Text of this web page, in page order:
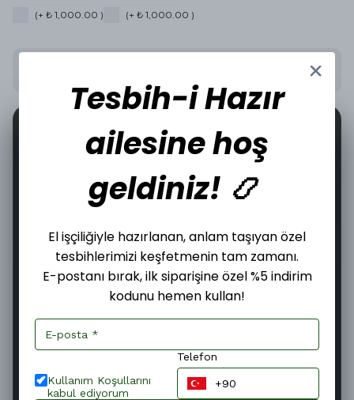
(+ ₺ 1,000.00 ) (+ ₺ 1,000.00 )
İncelediğiniz üründen bugün
Şimdi
Sipariş ver
Bugün
Kargoya
verilir
08–10 Ağustos
Teslim edilir
Kargoya Teslim Edilmesine 02:08
Tesbih-i Hazır
ailesine hoş
geldiniz! 📿
El işçiliğiyle hazırlanan, anlam taşıyan özel
tesbihlerimizi keşfetmenin tam zamanı.
E-postanı bırak, ilk siparişine özel %5 indirim
kodunu hemen kullan!
Kullanım Koşullarını
kabul ediyorum
Telefon